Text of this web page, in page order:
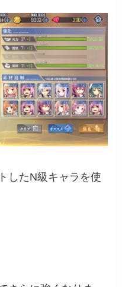
したN級キャラを使